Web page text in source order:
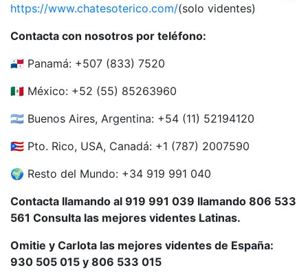
https://www.chatesoterico.com/(solo videntes)
Contacta con nosotros por teléfono:
🇵🇦 Panamá: +507 (833) 7520
🇲🇽 México: +52 (55) 85263960
🇦🇷 Buenos Aires, Argentina: +54 (11) 52194120
🇵🇷 Pto. Rico, USA, Canadá: +1 (787) 2007590
🌍 Resto del Mundo: +34 919 991 040
Contacta llamando al 919 991 039 llamando 806 533
561 Consulta las mejores videntes Latinas.
Omitie y Carlota las mejores videntes de España:
930 505 015 y 806 533 015